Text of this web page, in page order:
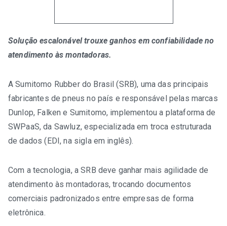
TRABALHE CONOSCO
Solução escalonável trouxe ganhos em confiabilidade no
atendimento às montadoras.
A Sumitomo Rubber do Brasil (SRB), uma das principais
fabricantes de pneus no país e responsável pelas marcas
Dunlop, Falken e Sumitomo, implementou a plataforma de
SWPaaS, da Sawluz, especializada em troca estruturada
de dados (EDI, na sigla em inglês).
Com a tecnologia, a SRB deve ganhar mais agilidade de
atendimento às montadoras, trocando documentos
comerciais padronizados entre empresas de forma
eletrônica.